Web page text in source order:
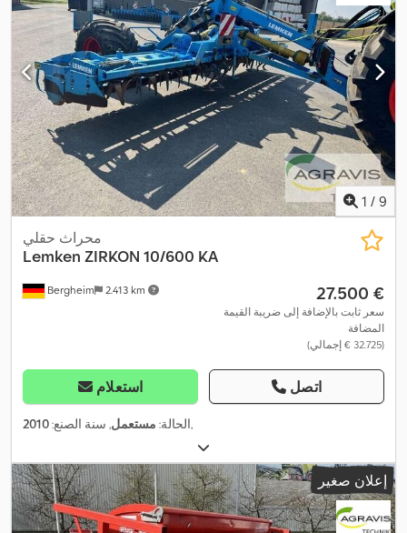
1 / 9
Bergheim 2.413 km
محراث حقلي
Lemken ZIRKON 10/600 KA
‏27.500 €
سعر ثابت بالإضافة إلى ضريبة القيمة
المضافة
(‏32.725 € إجمالي)
استعلام اتصل
الحالة: مستعمل, سنة الصنع:2010 ,
إعلان صغير